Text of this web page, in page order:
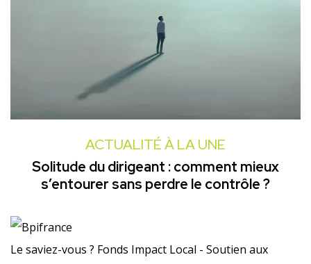
ACTUALITÉ À LA UNE
Solitude du dirigeant : comment mieux
s’entourer sans perdre le contrôle ?
Le saviez-vous ? Fonds Impact Local - Soutien aux